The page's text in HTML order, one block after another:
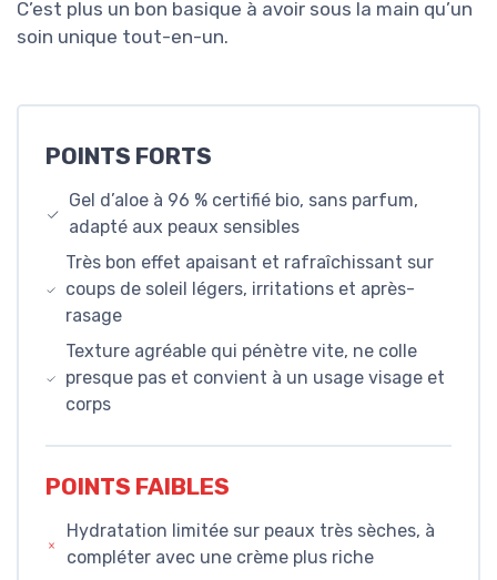
C’est plus un bon basique à avoir sous la main qu’un
soin unique tout-en-un.
POINTS FORTS
Gel d’aloe à 96 % certifié bio, sans parfum,
adapté aux peaux sensibles
Très bon effet apaisant et rafraîchissant sur
coups de soleil légers, irritations et après-
rasage
Texture agréable qui pénètre vite, ne colle
presque pas et convient à un usage visage et
corps
POINTS FAIBLES
Hydratation limitée sur peaux très sèches, à
compléter avec une crème plus riche